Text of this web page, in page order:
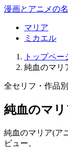
漫画とアニメの
マリア
ミカエル
トップペー
純血のマリ
全セリフ・作品別
純血のマ
純血のマリア(ア
ビュー。